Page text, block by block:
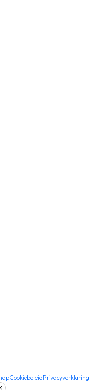
CookiebeleidPrivacyverklaring